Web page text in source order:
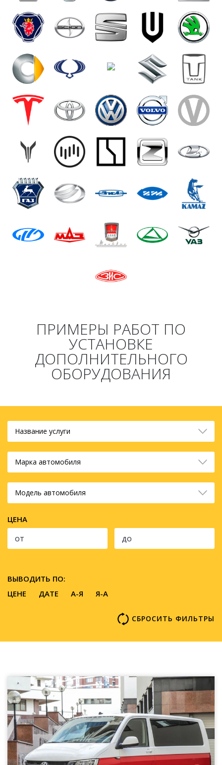
ПРИМЕРЫ РАБОТ ПО
УСТАНОВКЕ
ДОПОЛНИТЕЛЬНОГО
ОБОРУДОВАНИЯ
Название услуги
Марка автомобиля
Модель автомобиля
ЦЕНА
ВЫВОДИТЬ ПО:
ЦЕНЕ
ДАТЕ A-Я Я-А
СБРОСИТЬ ФИЛЬТРЫ